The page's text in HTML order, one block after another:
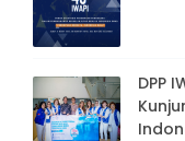
DPP